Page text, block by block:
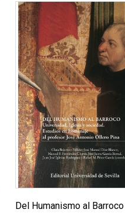
Del Humanismo al Barroco